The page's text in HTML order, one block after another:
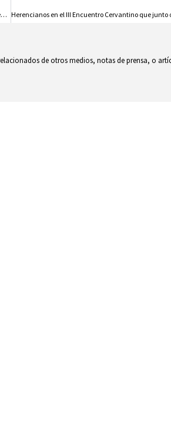
Mejoras en la eficiencia energética y disminución dei impacto ambiental en La Juncada
de otros medios, notas de prensa, o